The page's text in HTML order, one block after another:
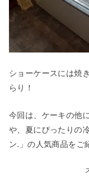
ショーケースには焼
らり！
今回は、ケーキの他
や、夏にぴったりの
ン.」の人気商品をご